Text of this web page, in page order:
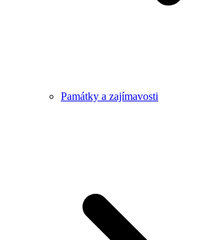
Památky a zajímavosti